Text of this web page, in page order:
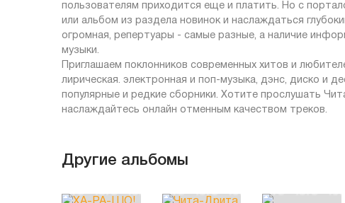
пользователям приходится еще и платить. Но с
или альбом из раздела новинок и наслаждаться
огромная, репертуары - самые разные, а наличие
музыки.
Приглашаем поклонников современных хитов и
лирическая. электронная и поп-музыка, дэнс, диско и
популярные и редкие сборники. Хотите прослушать
наслаждайтесь онлайн отменным качеством треков.
Другие альбомы